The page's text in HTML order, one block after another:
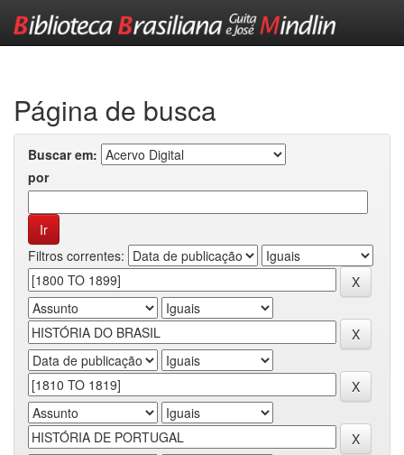
Página de busca
Buscar em:
por
Filtros correntes: